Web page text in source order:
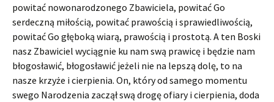
powitać nowonarodzonego Zbawiciela, powitać Go
serdeczną miłością, powitać prawością i sprawiedliwością,
powitać Go głęboką wiarą, prawością i prostotą. A ten Boski
nasz Zbawiciel wyciągnie ku nam swą prawicę i będzie nam
błogosławić, błogosławić jeżeli nie na lepszą dolę, to na
nasze krzyże i cierpienia. On, który od samego momentu
swego Narodzenia zaczął swą drogę ofiary i cierpienia, doda